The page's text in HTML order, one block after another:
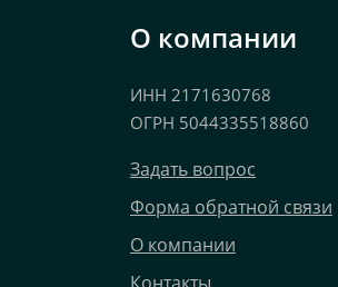
О компании
ИНН 2171630768
ОГРН 5044335518860
Задать вопрос
Форма обратной связи
О компании